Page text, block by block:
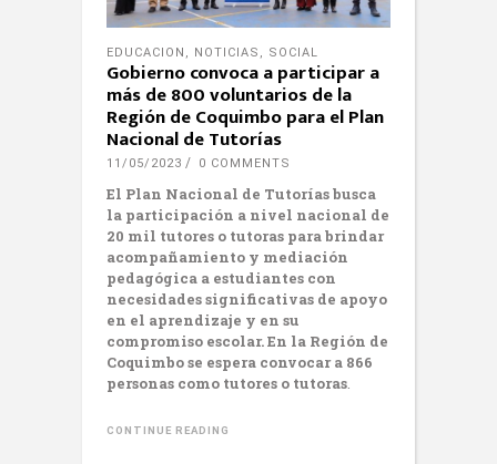
EDUCACION , NOTICIAS , SOCIAL
Gobierno convoca a participar a
más de 800 voluntarios de la
Región de Coquimbo para el Plan
Nacional de Tutorías
11/05/2023 0 COMMENTS
El Plan Nacional de Tutorías busca
la participación a nivel nacional de
20 mil tutores o tutoras para brindar
acompañamiento y mediación
pedagógica a estudiantes con
necesidades significativas de apoyo
en el aprendizaje y en su
compromiso escolar. En la Región de
Coquimbo se espera convocar a 866
personas como tutores o tutoras.
CONTINUE READING